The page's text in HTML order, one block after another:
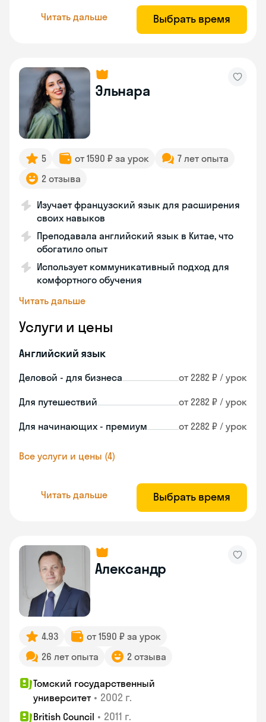
Читать дальше Выбрать время
Эльнара
5 от 1590 ₽ за урок
7 лет опыта
2 отзыва
Изучает французский язык для расширения
своих навыков
Преподавала английский язык в Китае, что
обогатило опыт
Использует коммуникативный подход для
комфортного обучения
Читать дальше
Услуги и цены
Английский язык
Деловой - для бизнеса от 2282 ₽ / урок
Для путешествий от 2282 ₽ / урок
Для начинающих - премиум от 2282 ₽ / урок
Все услуги и цены (4)
Читать дальше Выбрать время
Александр
4.93
от 1590 ₽ за урок
26 лет опыта
2 отзыва
Томский государственный
университет • 2002 г.
British Council • 2011 г.